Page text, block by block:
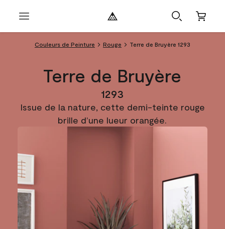
Couleurs de Peinture Rouge Terre de Bruyère 1293
Terre de Bruyère
1293
Issue de la nature, cette demi-teinte rouge
brille d’une lueur orangée.